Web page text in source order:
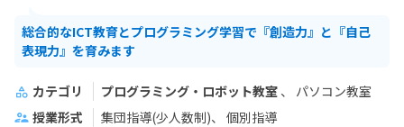
総合的なICT教育とプログラミング学習で『創造力』と『自己
表現力』を育みます
カテゴリ プログラミング・ロボット教室
パソコン教室
授業形式
集団指導(少人数制)
個別指導